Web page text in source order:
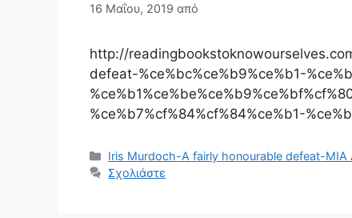
16 Μαΐου, 2019 από
http://
defeat-%ce%bc%ce%b9%ce%b1-
%ce%b7%cf%84%cf%84%ce%b1-
Κατηγορίες
Iris Murdoch-A fairly honourable defeat-
Σχολιάστε